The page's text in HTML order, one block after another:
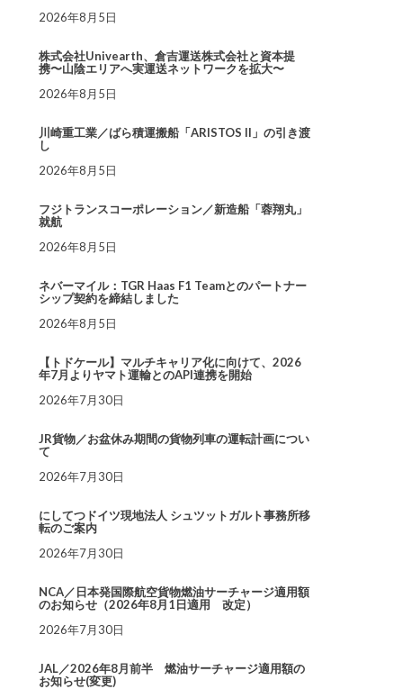
2026年8月5日
株式会社Univearth、倉吉運送株式会社と資本提
携〜山陰エリアへ実運送ネットワークを拡大〜
2026年8月5日
川崎重工業／ばら積運搬船「ARISTOS II」の引き渡
し
2026年8月5日
フジトランスコーポレーション／新造船「蓉翔丸」
就航
2026年8月5日
ネバーマイル：TGR Haas F1 Teamとのパートナー
シップ契約を締結しました
2026年8月5日
【トドケール】マルチキャリア化に向けて、2026
年7月よりヤマト運輸とのAPI連携を開始
2026年7月30日
JR貨物／お盆休み期間の貨物列車の運転計画につい
て
2026年7月30日
にしてつドイツ現地法人 シュツットガルト事務所移
転のご案内
2026年7月30日
NCA／日本発国際航空貨物燃油サーチャージ適用額
のお知らせ（2026年8月1日適用 改定）
2026年7月30日
JAL／2026年8月前半 燃油サーチャージ適用額の
お知らせ(変更)